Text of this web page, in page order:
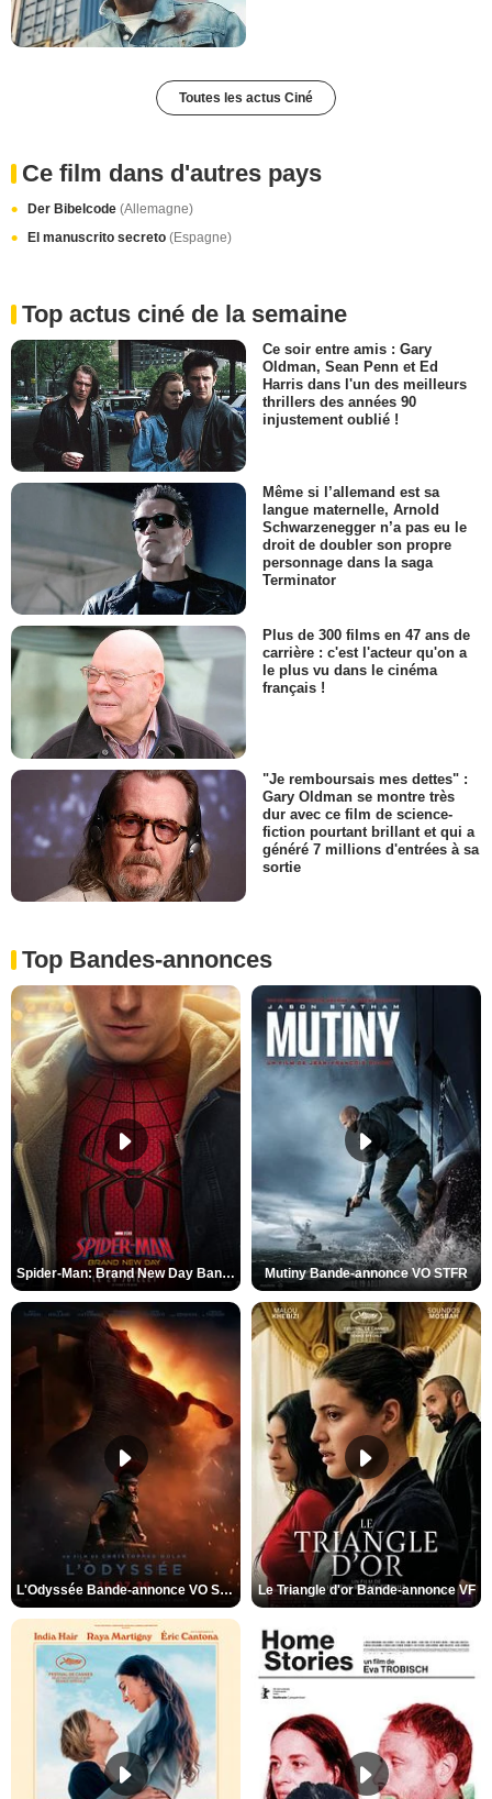
Toutes les actus Ciné
Ce film dans d'autres pays
Der Bibelcode (Allemagne)
El manuscrito secreto (Espagne)
Top actus ciné de la semaine
Ce soir entre amis : Gary
Oldman, Sean Penn et Ed
Harris dans l'un des meilleurs
thrillers des années 90
injustement oublié !
Même si l’allemand est sa
langue maternelle, Arnold
Schwarzenegger n’a pas eu le
droit de doubler son propre
personnage dans la saga
Terminator
Plus de 300 films en 47 ans de
carrière : c'est l'acteur qu'on a
le plus vu dans le cinéma
français !
"Je remboursais mes dettes" :
Gary Oldman se montre très
dur avec ce film de science-
fiction pourtant brillant et qui a
généré 7 millions d'entrées à sa
sortie
Top Bandes-annonces
Spider-Man: Brand New Day Bande-annonce VO STFR Mutiny Bande-annonce VO STFR
L'Odyssée Bande-annonce VO STFR Le Triangle d'or Bande-annonce VF